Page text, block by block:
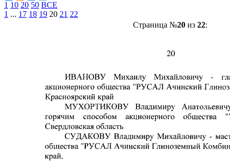
1 10 20 50 ВСЕ
1 ... 17 18 19 20 21 22
Страница №20из 22: